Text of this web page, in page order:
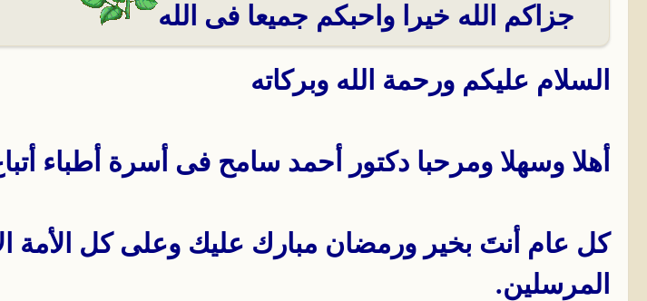
جزاكم الله خيرا واحبكم جميعا فى الله
السلام عليكم ورحمة الله وبركاته
أهلا وسهلا ومرحبا دكتور أحمد سامح فى أسرة أطباء
كل عام أنتَ بخير ورمضان مبارك عليك وعلى كل الأمة
المرسلين.